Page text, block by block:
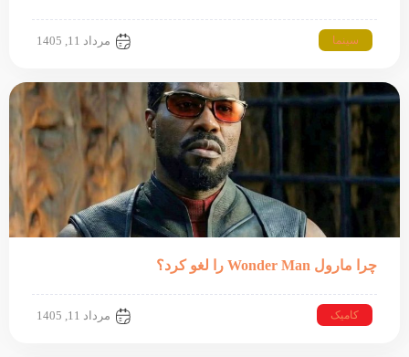
سینما مرداد 11, 1405
چرا مارول Wonder Man را لغو کرد؟
کامیک مرداد 11, 1405